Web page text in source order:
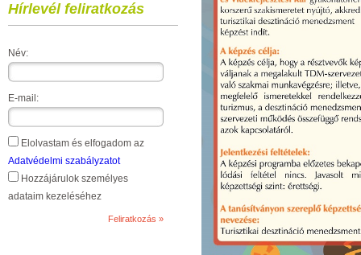
Hírlevél feliratkozás
Név:
E-mail:
Elolvastam és elfogadom az
Adatvédelmi szabályzatot
Hozzájárulok személyes
adataim kezeléséhez